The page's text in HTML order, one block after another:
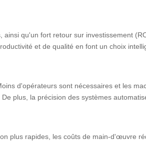
qu'un fort retour sur investissement
et de qualité en font un choix
d'opérateurs sont nécessaires et les
plus, la précision des systèmes
plus rapides, les coûts de main-d'œuvre